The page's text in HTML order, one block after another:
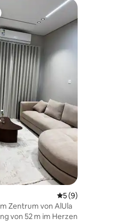
5 von 5, 27 Bewertungen
5 (9)
Zentrum von AlUla
von 52 m im Herzen